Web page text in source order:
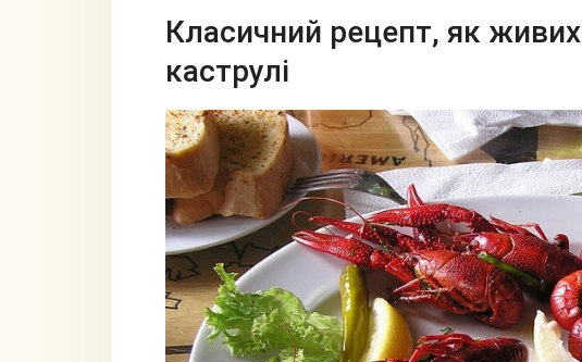
Класичний рецепт, як
каструлі